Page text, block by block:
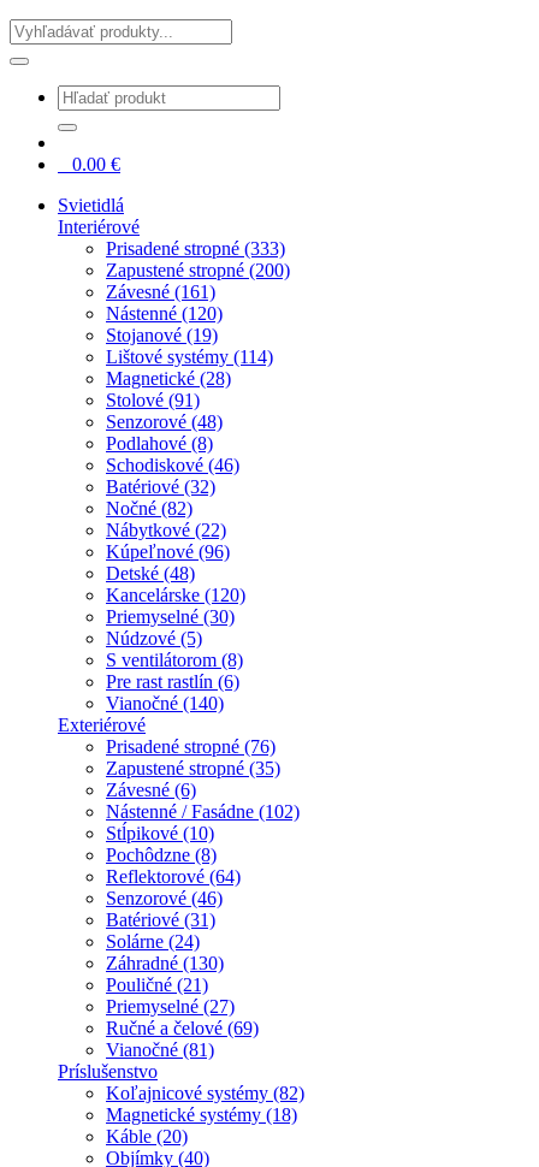
Hladať
0.00 €
Svietidlá
Interiérové
Prisadené stropné (333)
Zapustené stropné (200)
Závesné (161)
Nástenné (120)
Stojanové (19)
Lištové systémy (114)
Magnetické (28)
Stolové (91)
Senzorové (48)
Podlahové (8)
Schodiskové (46)
Batériové (32)
Nočné (82)
Nábytkové (22)
Kúpeľnové (96)
Detské (48)
Kancelárske (120)
Priemyselné (30)
Núdzové (5)
S ventilátorom (8)
Pre rast rastlín (6)
Vianočné (140)
Exteriérové
Prisadené stropné (76)
Zapustené stropné (35)
Závesné (6)
Nástenné / Fasádne (102)
Stĺpikové (10)
Pochôdzne (8)
Reflektorové (64)
Senzorové (46)
Batériové (31)
Solárne (24)
Záhradné (130)
Pouličné (21)
Priemyselné (27)
Ručné a čelové (69)
Vianočné (81)
Príslušenstvo
Koľajnicové systémy (82)
Magnetické systémy (18)
Káble (20)
Objímky (40)